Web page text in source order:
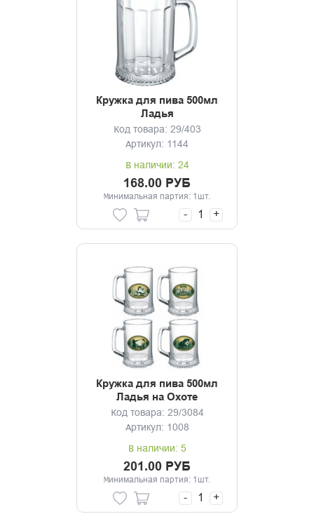
Кружка для пива 500мл
Ладья
Код товара: 29/403
Артикул: 1144
В наличии: 24
168.00 РУБ
Минимальная партия: 1шт.
- +
Кружка для пива 500мл
Ладья на Охоте
Код товара: 29/3084
Артикул: 1008
В наличии: 5
201.00 РУБ
Минимальная партия: 1шт.
- +